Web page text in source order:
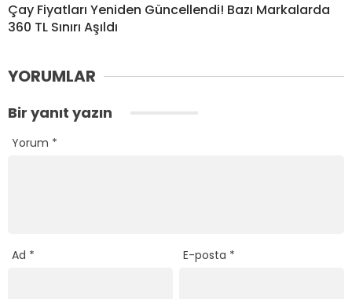
Çay Fiyatları Yeniden Güncellendi! Bazı Markalarda
360 TL Sınırı Aşıldı
YORUMLAR
Bir yanıt yazın
Yorum *
Ad * E-posta *